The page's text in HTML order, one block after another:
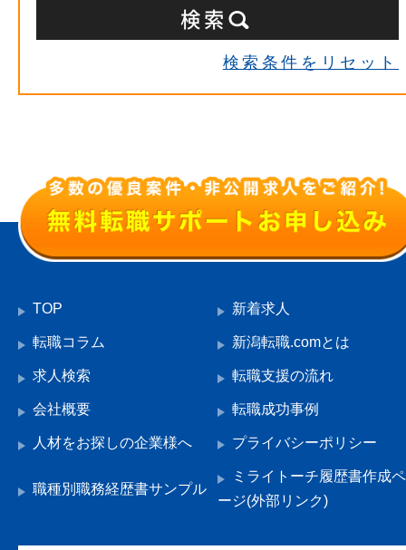
検索条件をリセット
TOP 新着求人
転職コラム 新潟転職.comとは
求人検索 転職支援の流れ
会社概要 転職成功事例
人材をお探しの企業様へ プライバシーポリシー
職種別職務経歴書サンプル
ミライトーチ履歴書作成ペ
ージ(外部リンク)